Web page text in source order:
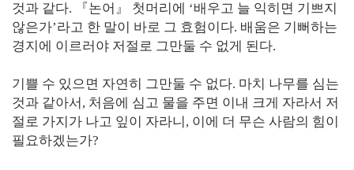
것과 같다. 『논어』 첫머리에 ‘배우고 늘 익히면 기쁘지
않은가’라고 한 말이 바로 그 효험이다. 배움은 기뻐하는
경지에 이르러야 저절로 그만둘 수 없게 된다.
기쁠 수 있으면 자연히 그만둘 수 없다. 마치 나무를 심는
것과 같아서, 처음에 심고 물을 주면 이내 크게 자라서 저
절로 가지가 나고 잎이 자라니, 이에 더 무슨 사람의 힘이
필요하겠는가?